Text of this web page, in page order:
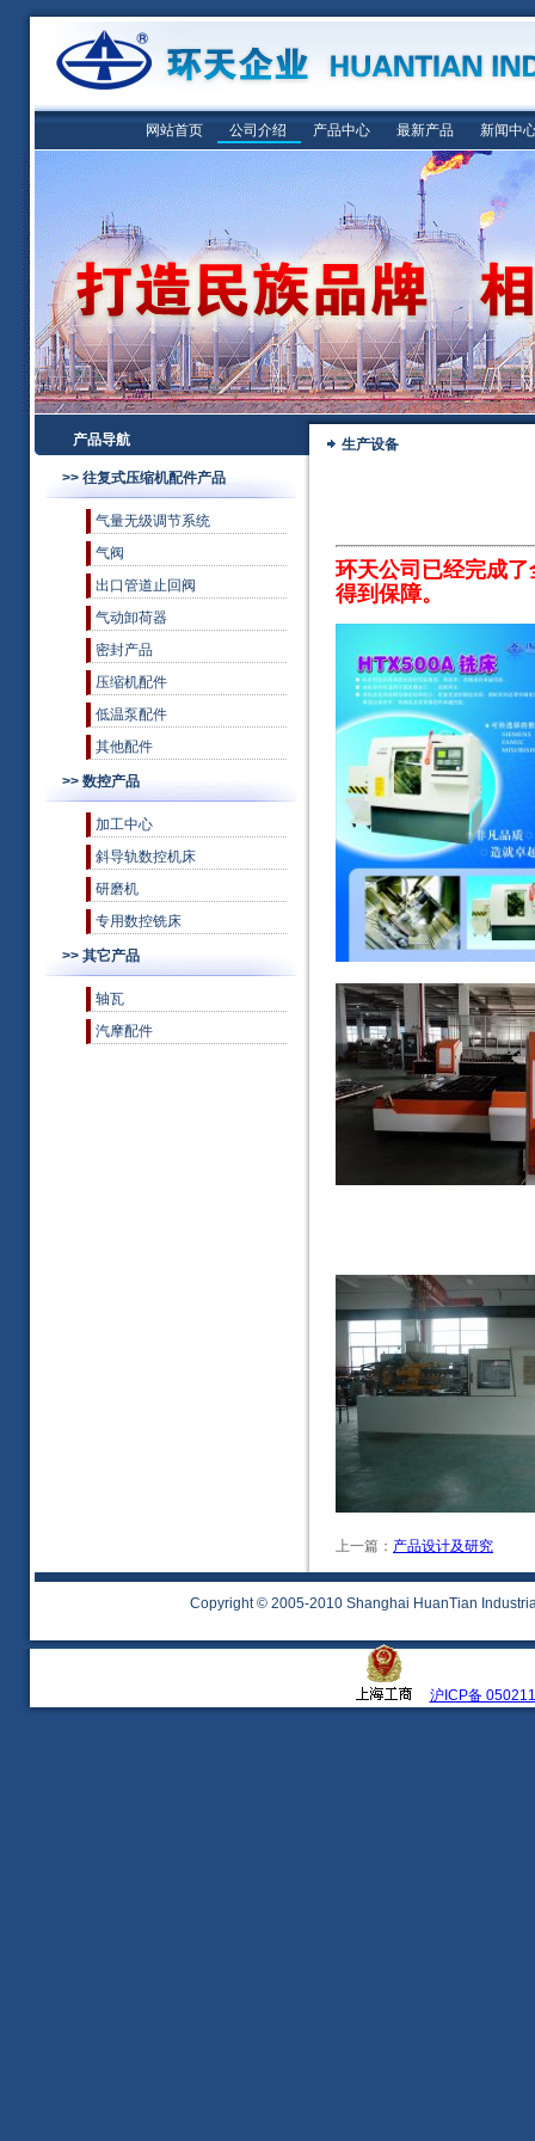
网站首页 公司介绍 产品中心 最新产品 新闻中
产品导航
生产设备
>> 往复式压缩机配件产品
气量无级调节系统
气阀
出口管道止回阀
气动卸荷器
密封产品
压缩机配件
低温泵配件
其他配件
>> 数控产品
加工中心
斜导轨数控机床
研磨机
专用数控铣床
>> 其它产品
轴瓦
汽摩配件
环天公司已经完成
得到保障。
上一篇： 产品设计及研究
Copyright © 2005-2010 Shanghai HuanTian
沪ICP备